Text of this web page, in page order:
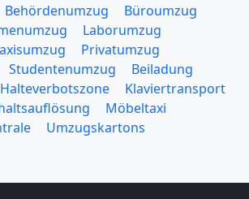
Behördenumzug
Büroumzug
Laborumzug
Privatumzug
Studentenumzug
Beiladung
Halteverbotszone
Klaviertransport
Möbeltaxi
Umzugskartons